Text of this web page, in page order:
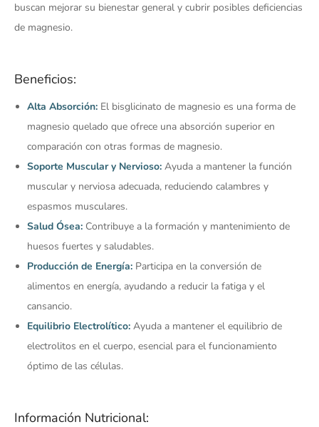
buscan mejorar su bienestar general y cubrir posibles deficiencias
de magnesio.
Beneficios:
Alta Absorción: El bisglicinato de magnesio es una forma de
magnesio quelado que ofrece una absorción superior en
comparación con otras formas de magnesio.
Soporte Muscular y Nervioso: Ayuda a mantener la función
muscular y nerviosa adecuada, reduciendo calambres y
espasmos musculares.
Salud Ósea: Contribuye a la formación y mantenimiento de
huesos fuertes y saludables.
Producción de Energía: Participa en la conversión de
alimentos en energía, ayudando a reducir la fatiga y el
cansancio.
Equilibrio Electrolítico: Ayuda a mantener el equilibrio de
electrolitos en el cuerpo, esencial para el funcionamiento
óptimo de las células.
Información Nutricional: